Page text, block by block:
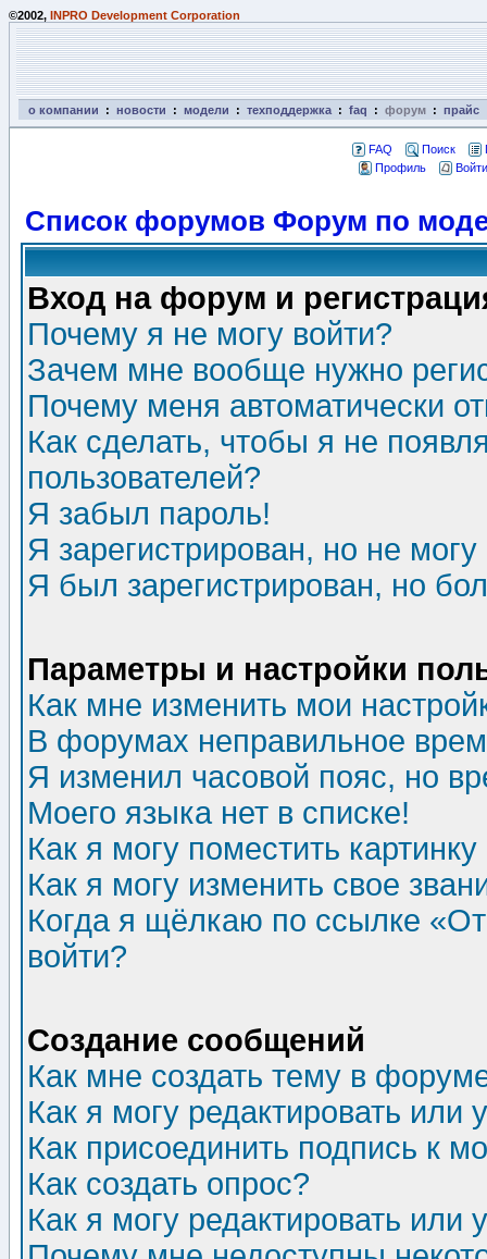
©2002, INPRO Development Corporation
о компании : новости : модели : техподдержка : faq : форум : прайс
FAQ Поиск
Профиль
Список форумов Форум по
Вход на форум и
Почему я не могу войти?
Зачем мне вообще нужно
Почему меня автоматически
Как сделать, чтобы я не
пользователей?
Я забыл пароль!
Я зарегистрирован, но не могу
Я был зарегистрирован, но
Параметры и настройки
Как мне изменить мои
В форумах неправильное
Я изменил часовой пояс, но
Моего языка нет в списке!
Как я могу поместить
Как я могу изменить свое
Когда я щёлкаю по ссылке
войти?
Создание сообщений
Как мне создать тему в
Как я могу редактировать или
Как присоединить подпись к
Как создать опрос?
Как я могу редактировать или